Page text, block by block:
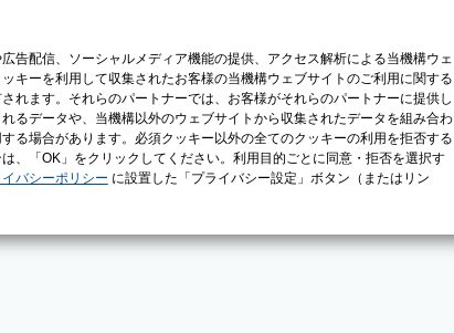
告配信、ソーシャルメディア機能の提供、アクセス解析による当機構ウェ
キーを利用して収集されたお客様の当機構ウェブサイトのご利用に関する
れます。それらのパートナーでは、お客様がそれらのパートナーに提供し
るデータや、当機構以外のウェブサイトから収集されたデータを組み合わ
る場合があります。必須クッキー以外の全てのクッキーの利用を拒否する
、「OK」をクリックしてください。利用目的ごとに同意・拒否を選択す
バシーポリシー に設置した「プライバシー設定」ボタン（またはリン